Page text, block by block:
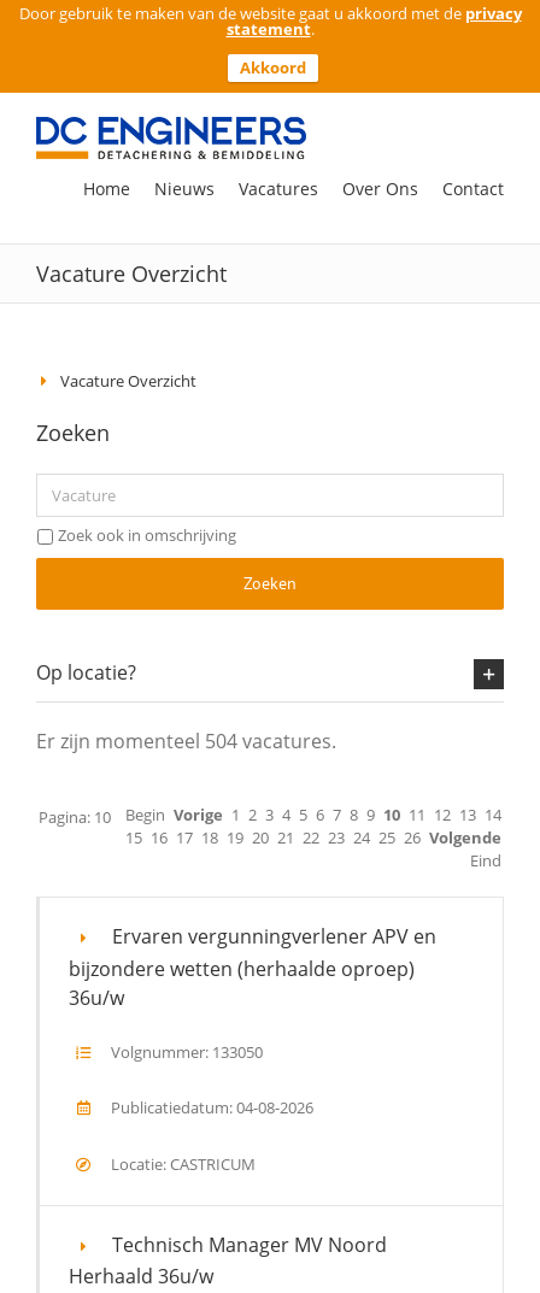
Door gebruik te maken van de website gaat u akkoord met de privacy
statement.
Akkoord
Ga
inhoud
naar:
Home Nieuws Vacatures Over Ons Contact
Vacature Overzicht
Vacature Overzicht
Zoeken
Zoek ook in omschrijving
Zoeken
Op locatie?
Er zijn momenteel 504 vacatures.
Pagina: 10 Begin Vorige 1 2 3 4 5 6 7 8 9 10 11 12 13 14
15 16 17 18 19 20 21 22 23 24 25 26 Volgende
Eind
Ervaren vergunningverlener APV en
bijzondere wetten (herhaalde oproep)
36u/w
Volgnummer: 133050
Publicatiedatum: 04-08-2026
Locatie: CASTRICUM
Technisch Manager MV Noord
Herhaald 36u/w